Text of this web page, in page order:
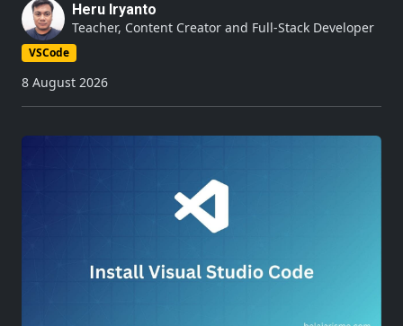
Heru Iryanto
Teacher, Content Creator and Full-Stack Developer
VSCode
8 August 2026